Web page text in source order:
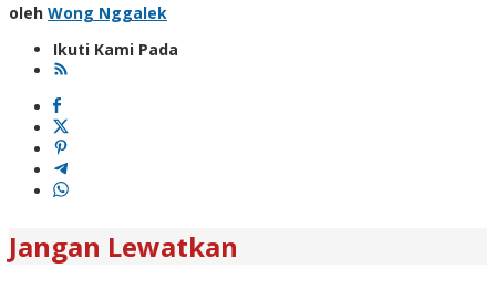
oleh Wong Nggalek
Ikuti Kami Pada
Jangan Lewatkan